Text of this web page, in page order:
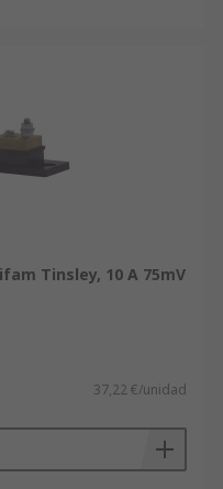
Tinsley, 10 A 75mV
37,22 €/unidad